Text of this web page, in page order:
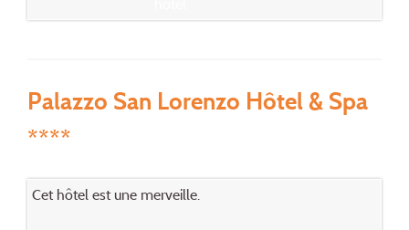
Palazzo San Lorenzo Hôtel & Spa
****
Cet hôtel est une merveille.